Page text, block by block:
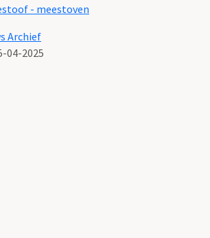
- meestoven
Archief
04-2025